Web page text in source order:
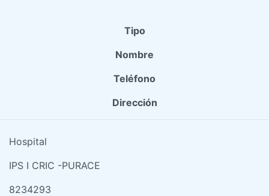
Tipo
Nombre
Teléfono
Dirección
Hospital
IPS I CRIC -PURACE
8234293